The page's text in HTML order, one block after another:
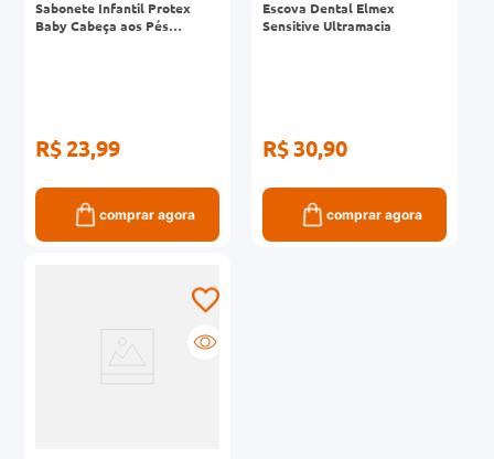
Sabonete Infantil Protex
Baby Cabeça aos Pés
R$ 23,99
comprar agora
Escova Dental Elmex
Sensitive Ultramacia
R$ 30,90
comprar agora